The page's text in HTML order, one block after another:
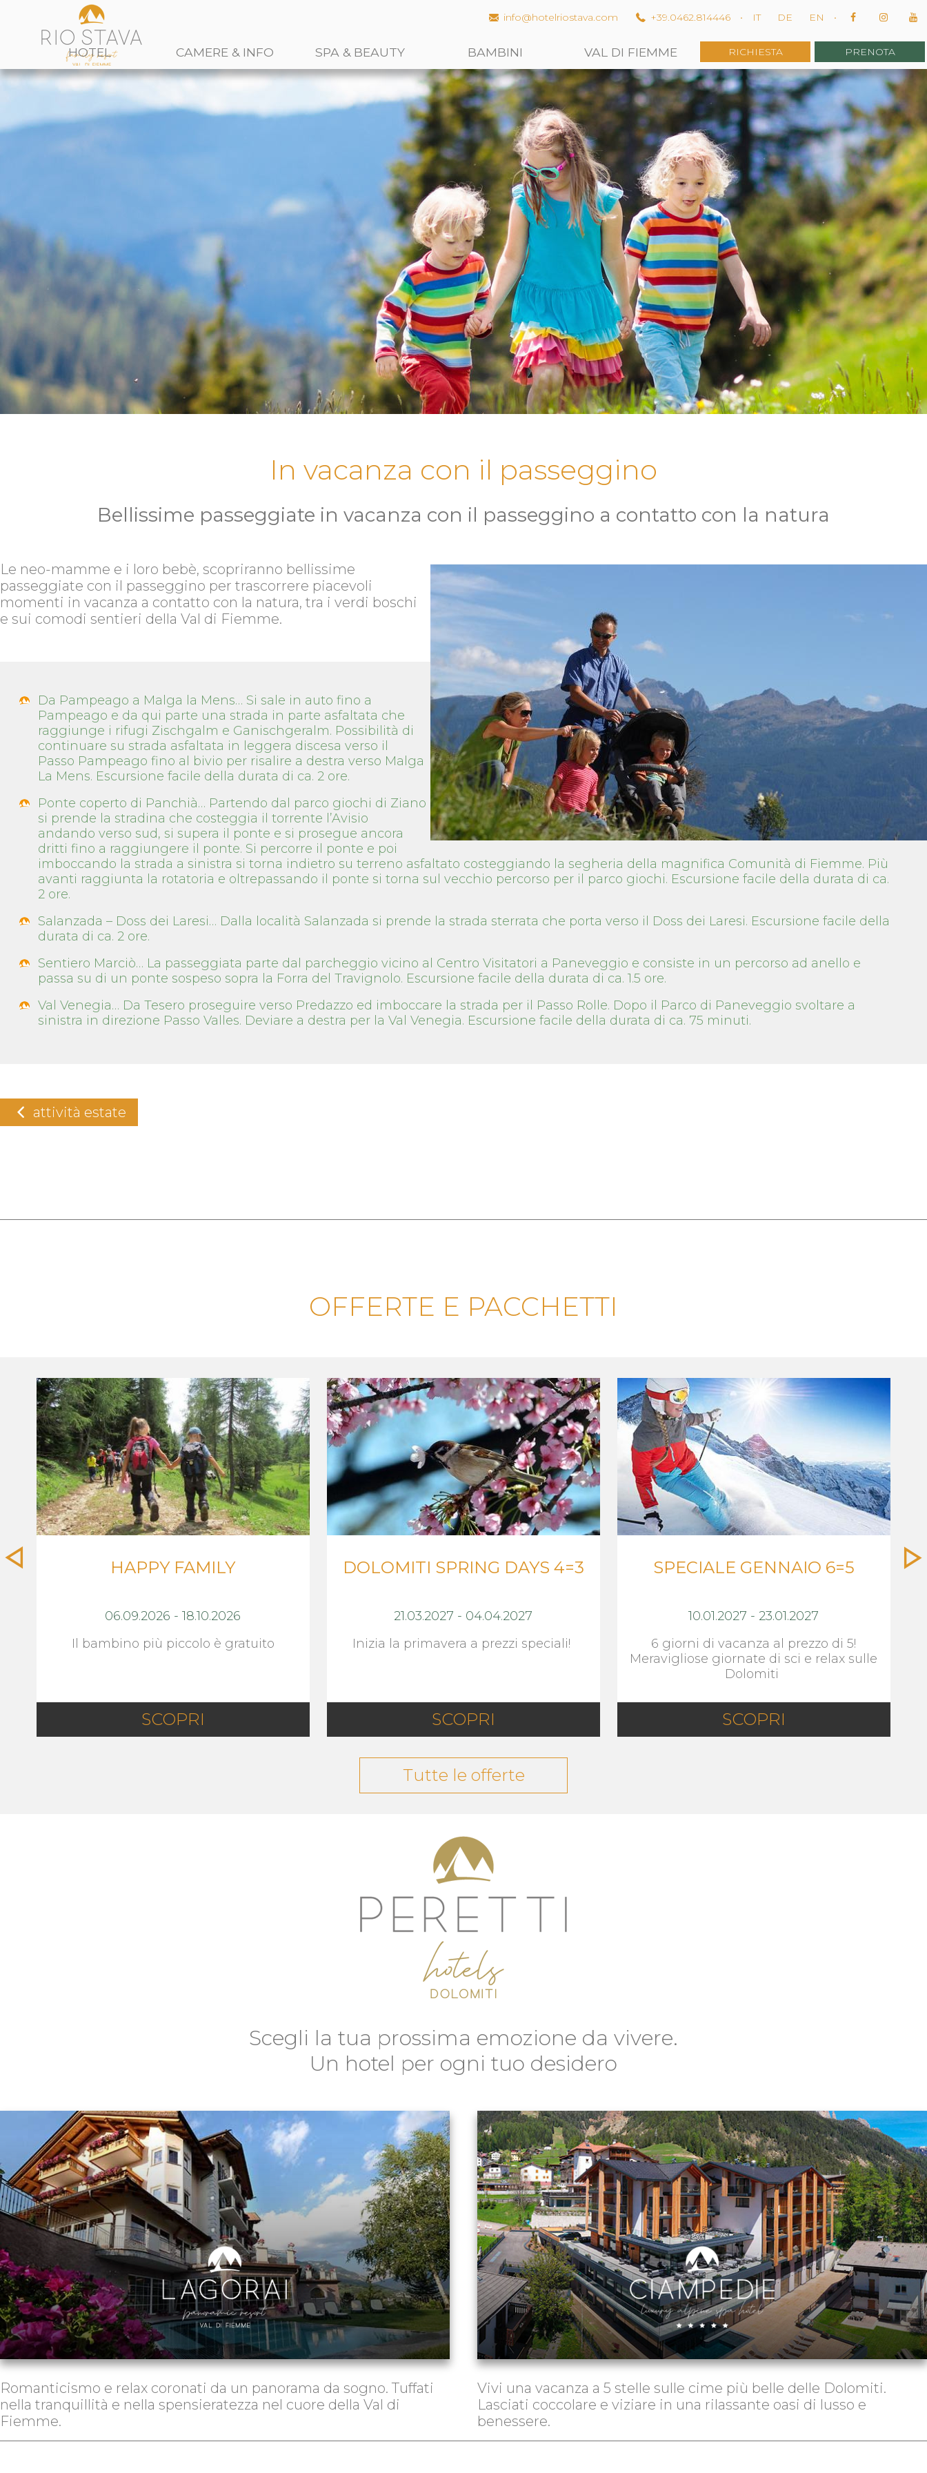
info@hotelriostava.com +39.0462.814446 • IT DE EN •
HOTEL CAMERE & INFO SPA & BEAUTY BAMBINI VAL DI FIEMME RICHIESTA PRENOTA
In vacanza con il passeggino
Bellissime passeggiate in vacanza con il passeggino a contatto con la natura
Le neo-mamme e i loro bebè, scopriranno bellissime
passeggiate con il passeggino per trascorrere piacevoli
momenti in vacanza a contatto con la natura, tra i verdi boschi
e sui comodi sentieri della Val di Fiemme.
Da Pampeago a Malga la Mens… Si sale in auto fino a
Pampeago e da qui parte una strada in parte asfaltata che
raggiunge i rifugi Zischgalm e Ganischgeralm. Possibilità di
continuare su strada asfaltata in leggera discesa verso il
Passo Pampeago fino al bivio per risalire a destra verso Malga
La Mens. Escursione facile della durata di ca. 2 ore.
Ponte coperto di Panchià… Partendo dal parco giochi di Ziano
si prende la stradina che costeggia il torrente l’Avisio
andando verso sud, si supera il ponte e si prosegue ancora
dritti fino a raggiungere il ponte. Si percorre il ponte e poi
imboccando la strada a sinistra si torna indietro su terreno asfaltato costeggiando la segheria della magnifica Comunità di Fiemme. Più
avanti raggiunta la rotatoria e oltrepassando il ponte si torna sul vecchio percorso per il parco giochi. Escursione facile della durata di ca.
2 ore.
Salanzada – Doss dei Laresi… Dalla località Salanzada si prende la strada sterrata che porta verso il Doss dei Laresi. Escursione facile della
durata di ca. 2 ore.
Sentiero Marciò… La passeggiata parte dal parcheggio vicino al Centro Visitatori a Paneveggio e consiste in un percorso ad anello e
passa su di un ponte sospeso sopra la Forra del Travignolo. Escursione facile della durata di ca. 1.5 ore.
Val Venegia… Da Tesero proseguire verso Predazzo ed imboccare la strada per il Passo Rolle. Dopo il Parco di Paneveggio svoltare a
sinistra in direzione Passo Valles. Deviare a destra per la Val Venegia. Escursione facile della durata di ca. 75 minuti.
attività estate
OFFERTE E PACCHETTI
HAPPY FAMILY
06.09.2026 -18.10.2026
Il bambino più piccolo è gratuito
SCOPRI
DOLOMITI SPRING DAYS 4=3
21.03.2027 - 04.04.2027
Inizia la primavera a prezzi speciali!
SCOPRI
SPECIALE GENNAIO 6=5
10.01.2027 - 23.01.2027
6 giorni di vacanza al prezzo di 5!
Meravigliose giornate di sci e relax sulle
Dolomiti
SCOPRI
Tutte le offerte
Scegli la tua prossima emozione da vivere.
Un hotel per ogni tuo desidero
Romanticismo e relax coronati da un panorama da sogno. Tuffati
nella tranquillità e nella spensieratezza nel cuore della Val di
Fiemme.
Vivi una vacanza a 5 stelle sulle cime più belle delle Dolomiti.
Lasciati coccolare e viziare in una rilassante oasi di lusso e
benessere.